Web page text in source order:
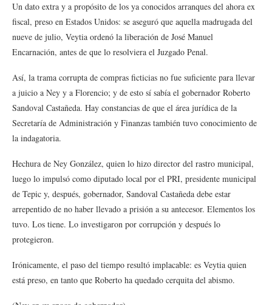
Un dato extra y a propósito de los ya conocidos arranques del ahora ex
fiscal, preso en Estados Unidos: se aseguró que aquella madrugada del
nueve de julio, Veytia ordenó la liberación de José Manuel
Encarnación, antes de que lo resolviera el Juzgado Penal.
Así, la trama corrupta de compras ficticias no fue suficiente para llevar
a juicio a Ney y a Florencio; y de esto sí sabía el gobernador Roberto
Sandoval Castañeda. Hay constancias de que el área jurídica de la
Secretaría de Administración y Finanzas también tuvo conocimiento de
la indagatoria.
Hechura de Ney González, quien lo hizo director del rastro municipal,
luego lo impulsó como diputado local por el PRI, presidente municipal
de Tepic y, después, gobernador, Sandoval Castañeda debe estar
arrepentido de no haber llevado a prisión a su antecesor. Elementos los
tuvo. Los tiene. Lo investigaron por corrupción y después lo
protegieron.
Irónicamente, el paso del tiempo resultó implacable: es Veytia quien
está preso, en tanto que Roberto ha quedado cerquita del abismo.